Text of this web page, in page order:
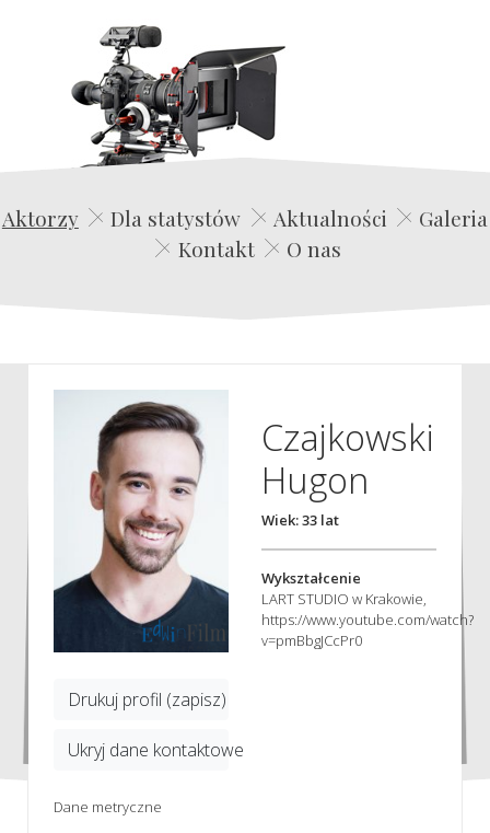
Edwin Film Agencja Aktorska
Aktorzy Dla statystów Aktualności
Galeria
Kontakt
O nas
Drukuj profil (zapisz)
Ukryj dane kontaktowe
Czajkowski
Hugon
Wiek: 33 lat
Wykształcenie
LART STUDIO w Krakowie,
https://www.youtube.com/watch?
v=pmBbgJCcPr0
Dane metryczne